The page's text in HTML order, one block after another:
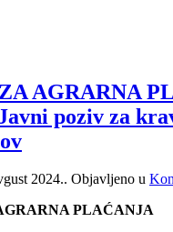
AGRARNA
poziv za
2024.. Objavljeno u
PLAĆANJA